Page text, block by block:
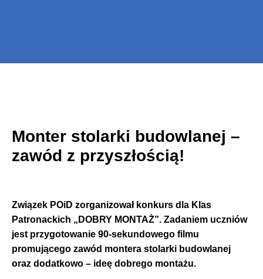
Monter stolarki budowlanej –
zawód z przyszłością!
Związek POiD zorganizował konkurs dla Klas
Patronackich „DOBRY MONTAŻ”. Zadaniem uczniów
jest przygotowanie 90-sekundowego filmu
promującego zawód montera stolarki budowlanej
oraz dodatkowo – ideę dobrego montażu.